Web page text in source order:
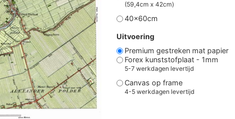
(59,4cm x 42cm)
40x60cm
Uitvoering
Premium gestreken mat papier
Forex kunststofplaat - 1mm
5-7 werkdagen levertijd
Canvas op frame
4-5 werkdagen levertijd